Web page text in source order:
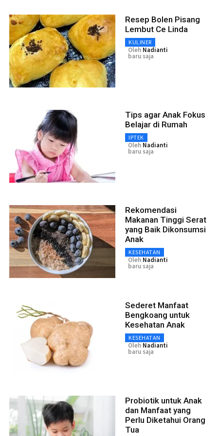
Resep Bolen Pisang
Lembut Ce Linda
KULINER
Oleh Nadianti
baru saja
Tips agar Anak Fokus
Belajar di Rumah
IPTEK
Oleh Nadianti
baru saja
Rekomendasi
Makanan Tinggi Serat
yang Baik Dikonsumsi
Anak
KESEHATAN
Oleh Nadianti
baru saja
Sederet Manfaat
Bengkoang untuk
Kesehatan Anak
KESEHATAN
Oleh Nadianti
baru saja
Probiotik untuk Anak
dan Manfaat yang
Perlu Diketahui Orang
Tua